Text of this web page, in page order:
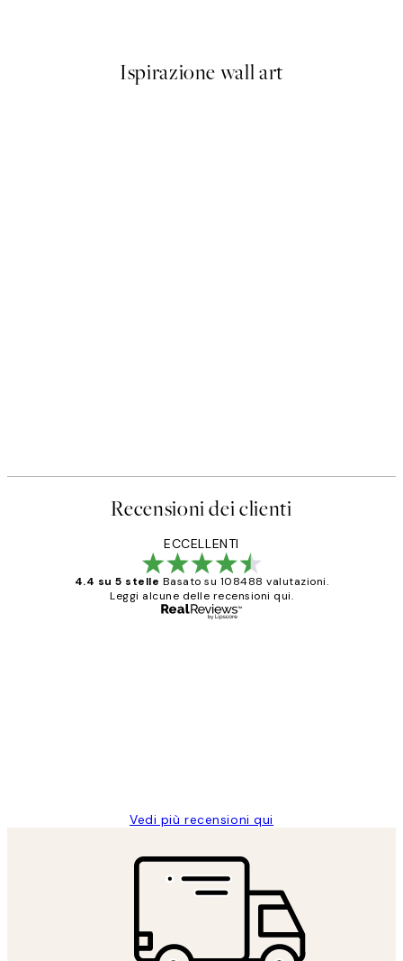
Ispirazione wall art
Recensioni dei clienti
ECCELLENTI
4.4 su 5 stelle Basato su 108488 valutazioni.
Leggi alcune delle recensioni qui.
Vedi più recensioni qui